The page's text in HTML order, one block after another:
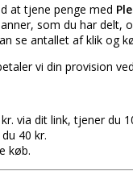
at tjene penge med
som du har
se antallet af klik og
vi din provision
via dit link, tjener du
40 kr.
køb.